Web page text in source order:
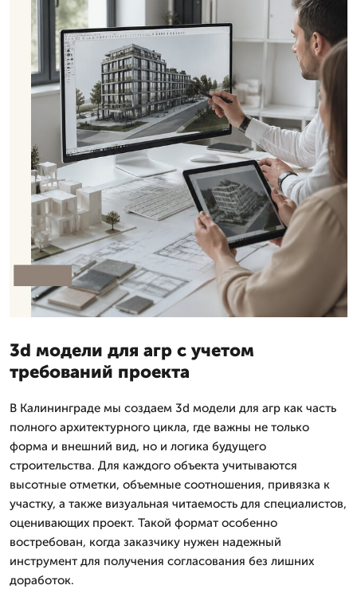
3d модели для агр с учетом
требований проекта
В Калининграде мы создаем 3d модели для агр как часть
полного архитектурного цикла, где важны не только
форма и внешний вид, но и логика будущего
строительства. Для каждого объекта учитываются
высотные отметки, объемные соотношения, привязка к
участку, а также визуальная читаемость для специалистов,
оценивающих проект. Такой формат особенно
востребован, когда заказчику нужен надежный
инструмент для получения согласования без лишних
доработок.